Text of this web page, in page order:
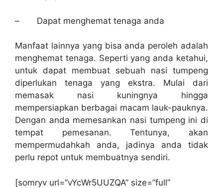
– Dapat menghemat tenaga anda
Manfaat lainnya yang bisa anda peroleh adalah
menghemat tenaga. Seperti yang anda ketahui,
untuk dapat membuat sebuah nasi tumpeng
diperlukan tenaga yang ekstra. Mulai dari
memasak nasi kuningnya hingga
mempersiapkan berbagai macam lauk-pauknya.
Dengan anda memesankan nasi tumpeng ini di
tempat pemesanan. Tentunya, akan
mempermudahkah anda, jadinya anda tidak
perlu repot untuk membuatnya sendiri.
[somryv url=”vYcWr5UUZQA” size=”full”